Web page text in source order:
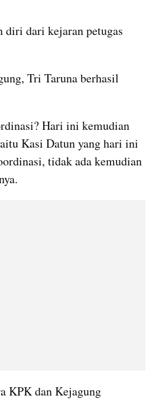
diri dari kejaran petugas
Tri Taruna berhasil
Hari ini kemudian
Kasi Datun yang hari ini
tidak ada kemudian
KPK dan Kejagung